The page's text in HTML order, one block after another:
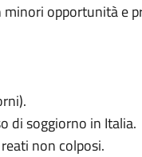
opportunità e
di soggiorno in Italia.
non colposi.